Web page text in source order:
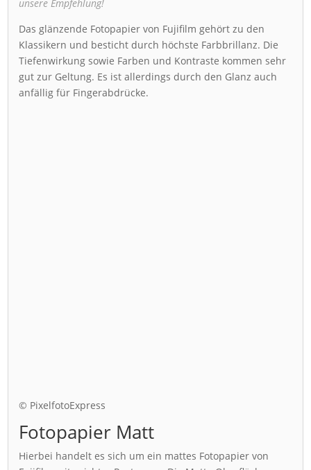
unsere Empfehlung!
Das glänzende Fotopapier von Fujifilm gehört zu den
Klassikern und besticht durch höchste Farbbrillanz. Die
Tiefenwirkung sowie Farben und Kontraste kommen sehr
gut zur Geltung. Es ist allerdings durch den Glanz auch
anfällig für Fingerabdrücke.
© PixelfotoExpress
Fotopapier Matt
Hierbei handelt es sich um ein mattes Fotopapier von